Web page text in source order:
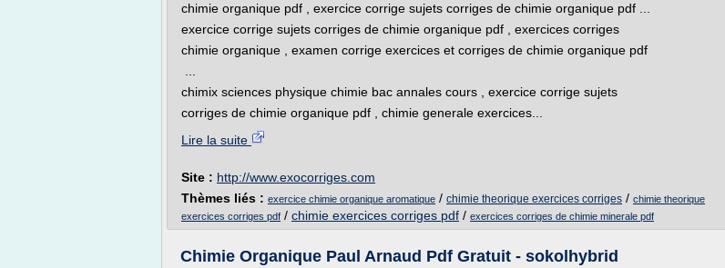
chimie organique pdf , exercice corrige sujets corriges de chimie organique pdf ...
exercice corrige sujets corriges de chimie organique pdf , exercices corriges
chimie organique , examen corrige exercices et corriges de chimie organique pdf
chimix sciences physique chimie bac annales cours , exercice corrige sujets
corriges de chimie organique pdf , chimie generale exercices...
Lire la suite
Site : http://www.exocorriges.com
Thèmes liés : exercice chimie organique aromatique / chimie theorique exercices corriges / chimie theorique
exercices corriges pdf / chimie exercices corriges pdf / exercices corriges de chimie minerale pdf
Chimie Organique Paul Arnaud Pdf Gratuit - sokolhybrid